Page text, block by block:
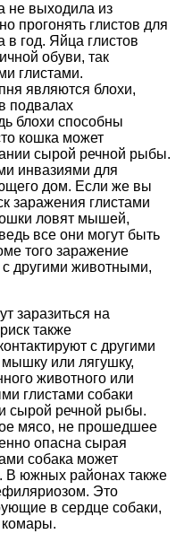
не выходила из
прогонять глистов для
в год. Яйца глистов
обуви, так
глистами.
являются блохи,
подвалах
блохи способны
кошка может
сырой речной рыбы.
инвазиями для
дом. Если же вы
заражения глистами
ловят мышей,
все они могут быть
того заражение
с другими животными,
заразиться на
также
с другими
или лягушку,
животного или
глистами собаки
сырой речной рыбы.
мясо, не прошедшее
опасна сырая
собака может
В южных районах также
Это
в сердце собаки,
комары.